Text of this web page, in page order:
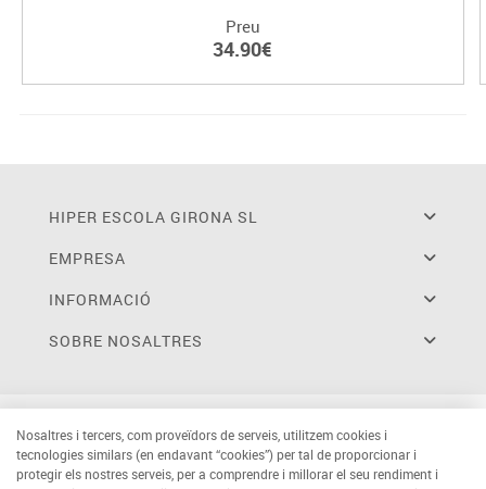
Preu
34.90€
HIPER ESCOLA GIRONA SL
EMPRESA
INFORMACIÓ
SOBRE NOSALTRES
Nosaltres i tercers, com proveïdors de serveis, utilitzem cookies i
tecnologies similars (en endavant “cookies”) per tal de proporcionar i
protegir els nostres serveis, per a comprendre i millorar el seu rendiment i